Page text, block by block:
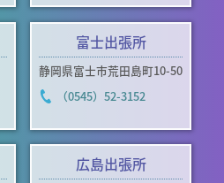
富士出張所
静岡県富士市荒田島町10-50
（0545）52-3152
広島出張所